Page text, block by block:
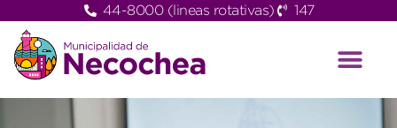
44-8000 (lineas rotativas) 147